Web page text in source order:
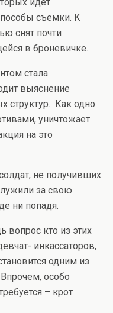
съемки. К
снят почти
в броневичке.
стала
выяснение
структур. Как одно
уничтожает
на это
не получивших
за свою
ни попадя.
вопрос кто из этих
инкассаторов,
одним из
особо
– крот